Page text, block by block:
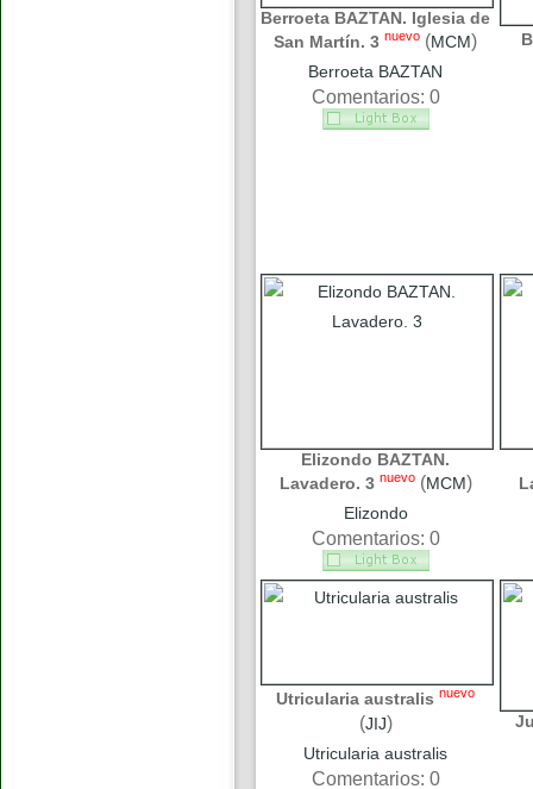
Berroeta BAZTAN. Iglesia de
San Martín. 3 nuevo (MCM)
Berroeta BAZTAN
Comentarios: 0
Elizondo BAZTAN.
Lavadero. 3 nuevo (MCM)
Elizondo
Comentarios: 0
Utricularia australis nuevo
(JIJ)
Utricularia australis
Comentarios: 0